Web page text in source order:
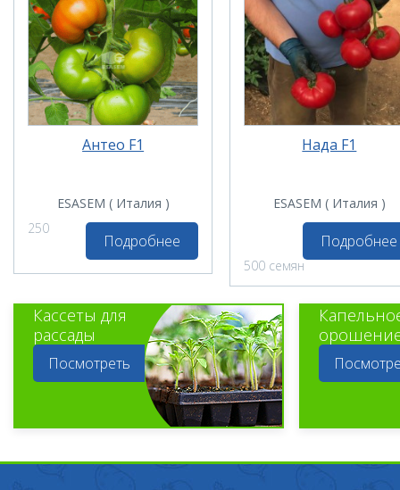
Антео F1
ESASEM ( Италия )
Подробнее
250
Нада F1
ESASEM ( Италия )
Подробнее
500 семян
Кассеты для
рассады
Посмотреть